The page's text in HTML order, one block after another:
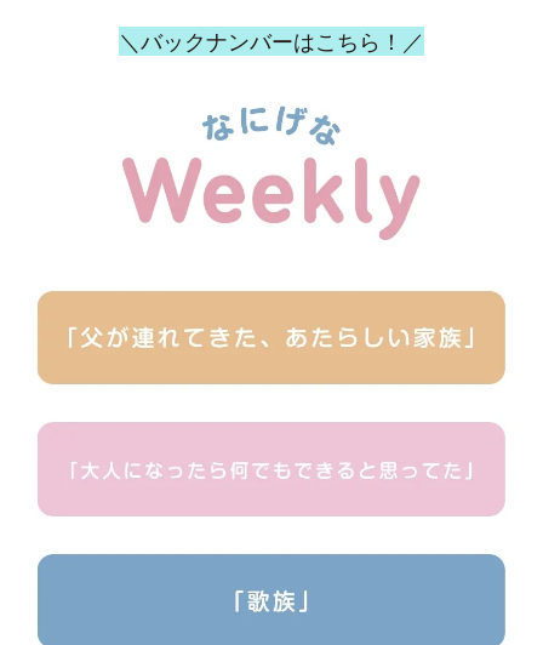
＼バックナンバーはこちら！／